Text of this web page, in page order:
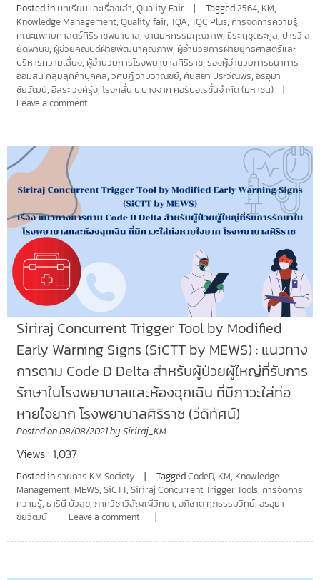
Posted in บทเรียนและเรื่องเล่า, Quality Fair Tagged2564, KM,
Knowledge Management, Quality fair, TQA, TQC Plus, การจัดการความรู้,
คณะแพทยศาสตร์ศิริราชพยาบาล, งานมหกรรมคุณภาพ, ธีระ ฤชุตระกูล, ปารวี ส
ยัดพานิช, ผู้ช่วยคณบดีฝ่ายพัฒนาคุณภาพ, ผู้อำนวยการฝ่ายยุทธศาสตร์และ
บริหารความเสี่ยง, ผู้อำนวยการโรงพยาบาลศิริราช, รองผู้อำนวยการธนาคาร
ออมสิน กลุ่มลูกค้าบุคคล, วิศิษฎ์ วามวาณิชย์, ศันสยา ประวีณพร, อรอุมา
ชัยวัฒน์, อิสระ วงศ์รุ่ง, โรงกลั่น บ.บางจาก คอร์ปอเรชั่นจำกัด (มหาชน)
Leave a comment
Siriraj Concurrent Trigger Tool by Modified
Early Warning Signs (SiCTT by MEWS) : แนวทาง
การตาม Code D Delta สำหรับผู้ป่วยผู้ใหญ่ที่รับการ
รักษาในโรงพยาบาลและห้องฉุกเฉิน ที่มีภาวะใส่ท่อ
หายใจยาก โรงพยาบาลศิริราช (วีดิทัศน์)
Posted on08/08/2021by Siriraj_KM
Views : 1,037
Posted inรายการ KM Society TaggedCodeD, KM, Knowledge
Management, MEWS, SiCTT, Siriraj Concurrent Trigger Tools, การจัดการ
ความรู้, ธารินี บัวสุข, ภาควิชาวิสัญญีวิทยา, อภิชาต ศุภธรรมวิทย์, อรอุมา
ชัยวัฒน์
Leave a comment